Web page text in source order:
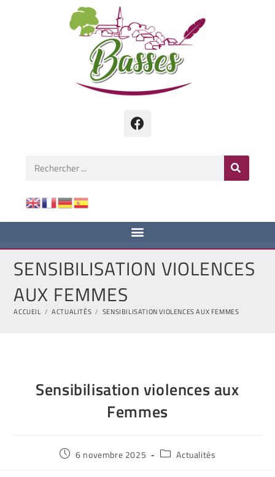
SENSIBILISATION VIOLENCES
AUX FEMMES
ACCUEIL / ACTUALITÉS / SENSIBILISATION VIOLENCES AUX FEMMES
Sensibilisation violences aux
Femmes
6 novembre 2025 Actualités